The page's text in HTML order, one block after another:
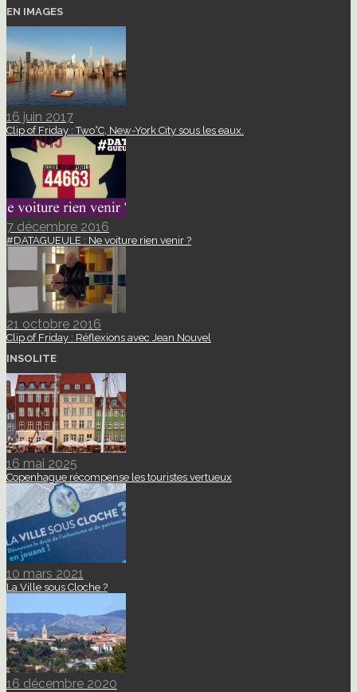
EN IMAGES
16 juin 2017
Clip of Friday : Two°C, New-York City sous les eaux.
7 décembre 2016
#DATAGUEULE : Ne voiture rien venir ?
21 octobre 2016
Clip of Friday : Réflexions avec Jean Nouvel
INSOLITE
16 mai 2025
Copenhague récompense les touristes vertueux
10 mars 2021
La Ville sous Cloche ?
16 décembre 2020